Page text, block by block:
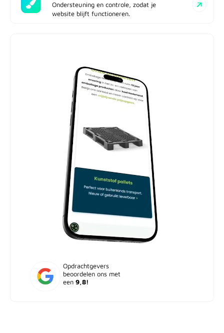
Ondersteuning en controle, zodat je
website blijft functioneren.
Opdrachtgevers
beoordelen ons met
een9,8!